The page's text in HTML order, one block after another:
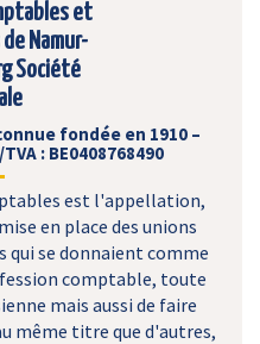
et
Namur-
Société
fondée en 1910 –
: BE0408768490
est l'appellation,
en place des unions
se donnaient comme
comptable, toute
mais aussi de faire
même titre que d'autres,